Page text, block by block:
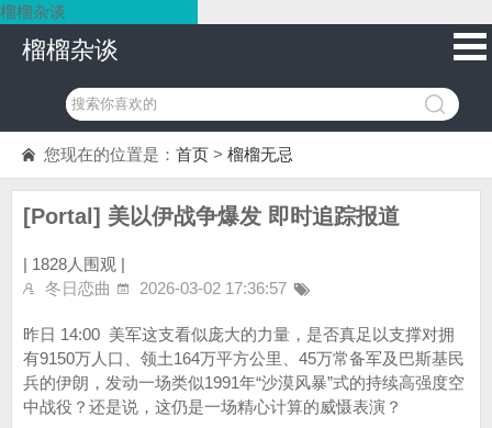
榴榴杂谈
榴榴杂谈
您现在的位置是： 首页 > 榴榴无忌
[Portal] 美以伊战争爆发 即时追踪报道
| 1828人围观 |
冬日恋曲
2026-03-02 17:36:57
昨日 14:00 美军这支看似庞大的力量，是否真足以支撑对拥
有9150万人口、领土164万平方公里、45万常备军及巴斯基民
兵的伊朗，发动一场类似1991年“沙漠风暴”式的持续高强度空
中战役？还是说，这仍是一场精心计算的威慑表演？